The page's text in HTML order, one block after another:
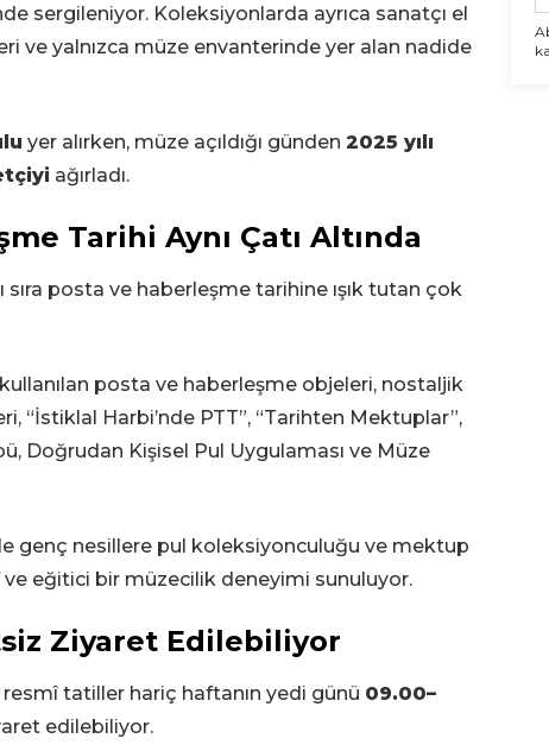
sergileniyor. Koleksiyonlarda ayrıca sanatçı el
ve yalnızca müze envanterinde yer alan nadide
yer alırken, müze açıldığı günden 2025 yılı
ağırladı.
Tarihi Aynı Çatı Altında
sıra posta ve haberleşme tarihine ışık tutan çok
posta ve haberleşme objeleri, nostaljik
“İstiklal Harbi’nde PTT”, “Tarihten Mektuplar”,
Doğrudan Kişisel Pul Uygulaması ve Müze
genç nesillere pul koleksiyonculuğu ve mektup
eğitici bir müzecilik deneyimi sunuluyor.
Ziyaret Edilebiliyor
tatiller hariç haftanın yedi günü 09.00–
edilebiliyor.